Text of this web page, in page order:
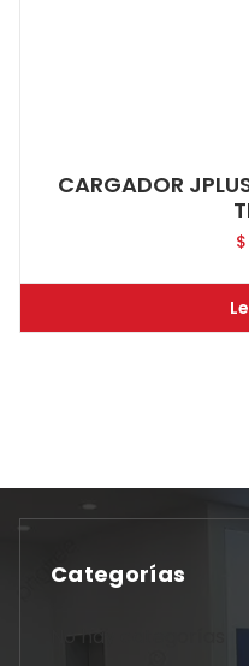
CARGADOR
$
Categorías
No hay categorías